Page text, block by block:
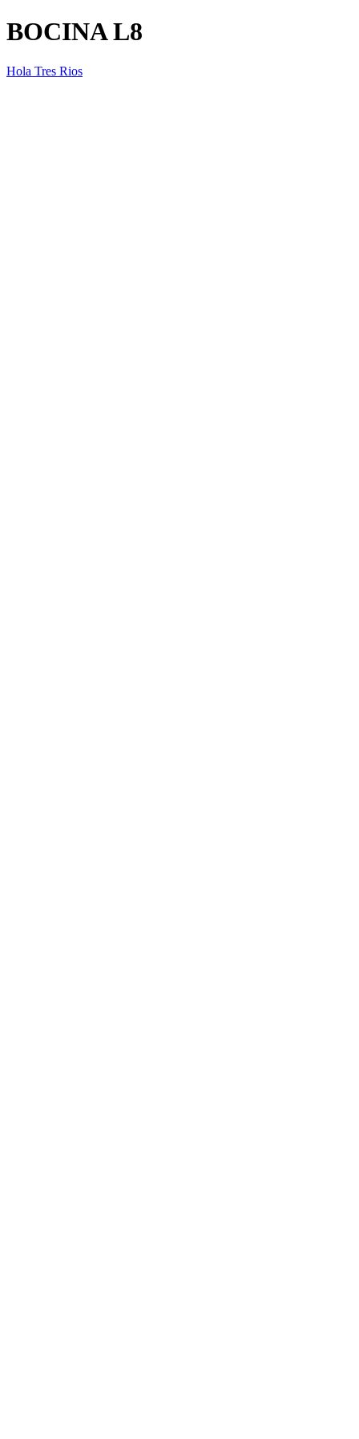
BOCINA L8
Hola Tres Rios